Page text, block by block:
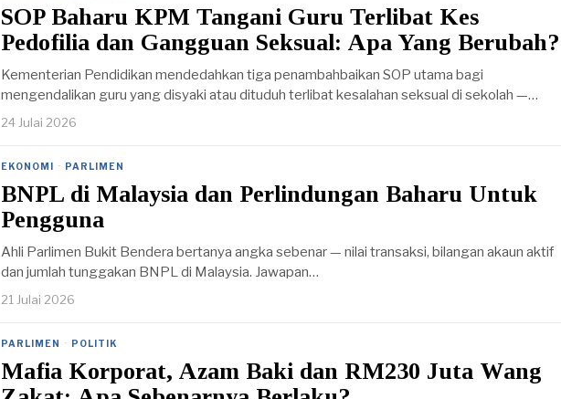
SOP Baharu KPM Tangani Guru Terlibat Kes
Pedofilia dan Gangguan Seksual: Apa Yang Berubah?
Kementerian Pendidikan mendedahkan tiga penambahbaikan SOP utama bagi
mengendalikan guru yang disyaki atau dituduh terlibat kesalahan seksual di sekolah —…
24 Julai 2026
EKONOMI · PARLIMEN
BNPL di Malaysia dan Perlindungan Baharu Untuk
Pengguna
Ahli Parlimen Bukit Bendera bertanya angka sebenar — nilai transaksi, bilangan akaun aktif
dan jumlah tunggakan BNPL di Malaysia. Jawapan…
21 Julai 2026
PARLIMEN · POLITIK
Mafia Korporat, Azam Baki dan RM230 Juta Wang